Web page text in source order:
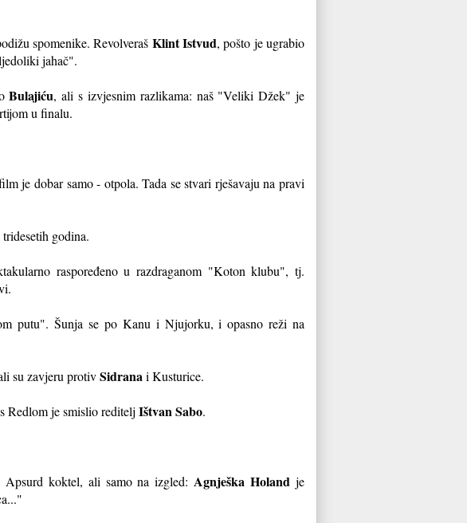
spomenike. Revolveraš Klint Istvud, pošto je ugrabio
jahač".
Bulajiću, ali s izvjesnim razlikama: naš "Veliki Džek" je
u finalu.
je dobar samo - otpola. Tada se stvari rješavaju na pravi
godina.
raspoređeno u razdraganom "Koton klubu", tj.
putu". Šunja se po Kanu i Njujorku, i opasno reži na
su zavjeru protivSidrana i Kusturice.
Redlom je smislio reditelj Ištvan Sabo.
Apsurd koktel, ali samo na izgled: Agnješka Holand je